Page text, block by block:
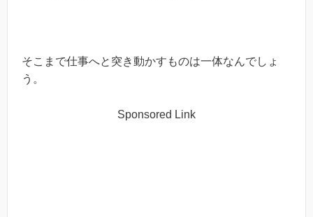
そこまで仕事へと突き動かすものは一体なんでしょ
う。
Sponsored Link